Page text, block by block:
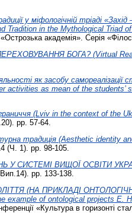
у міфологічній тріаді
Tradition in the Mythological
академія». Серія
БОГА? (Virtual
як засобу
as mean of the students’
(Lviv in the context of the
pp. 57-64.
традиція (Aesthetic identity
(Ч. 1). pp. 98-105.
СИСТЕМІ ВИЩОЇ ОСВІТИ
pp. 133-138.
(НА ПРИКЛАДІ
of ontological projects E.
«Культура в горизонті